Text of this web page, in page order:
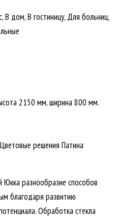
В дом, В гостиницу, Для больниц,
2150 мм, ширина 800 мм.
Цветовые решения Патина
разнообразие способов
благодаря развитию
Обработка стекла